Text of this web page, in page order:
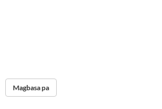
Magbasa pa